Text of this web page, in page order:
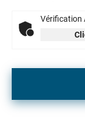
Vérification